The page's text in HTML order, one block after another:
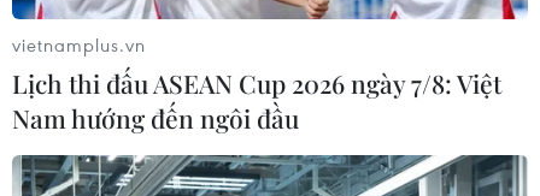
vietnamplus.vn
Lịch thi đấu ASEAN Cup 2026 ngày 7/8: Việt
Nam hướng đến ngôi đầu